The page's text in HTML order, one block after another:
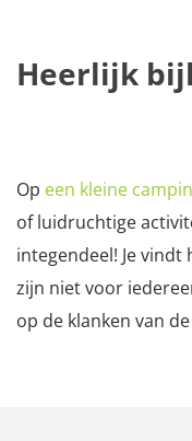
Heerlijk
Op een kleine
of luidruchtige
integendeel! Je
zijn niet voor
op de klanken van